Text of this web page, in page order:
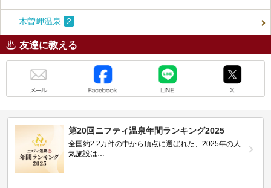
木曽岬温泉 2
友達に教える
第20回ニフティ温泉年間ランキング2025
全国約2.2万件の中から頂点に選ばれた、2025年の人
気施設は…